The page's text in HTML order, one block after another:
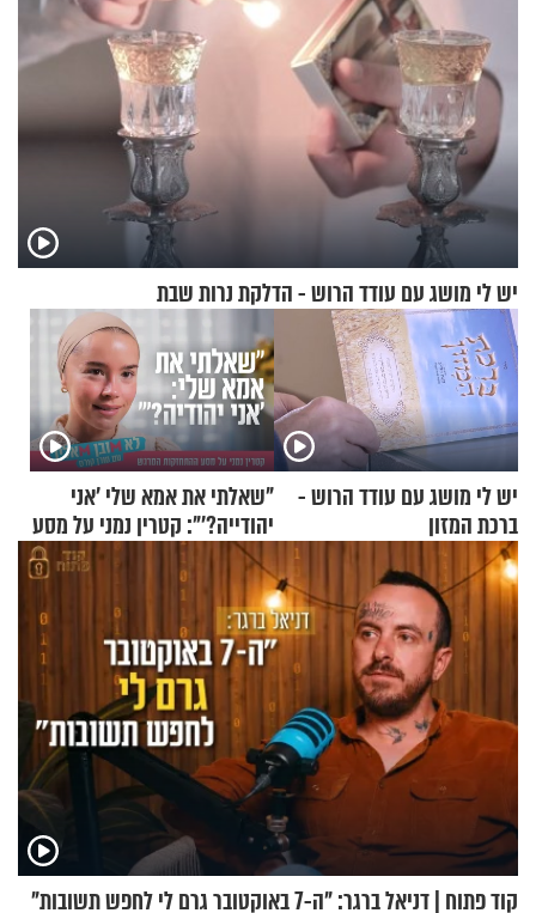
יש לי מושג עם עודד הרוש - הדלקת נרות שבת
יש לי מושג עם עודד הרוש -
ברכת המזון
"שאלתי את אמא שלי 'אני
יהודייה?'": קטרין נמני על מסע
ההתחזקות המרגש
קוד פתוח | דניאל ברגר: "ה-7 באוקטובר גרם לי לחפש תשובות"